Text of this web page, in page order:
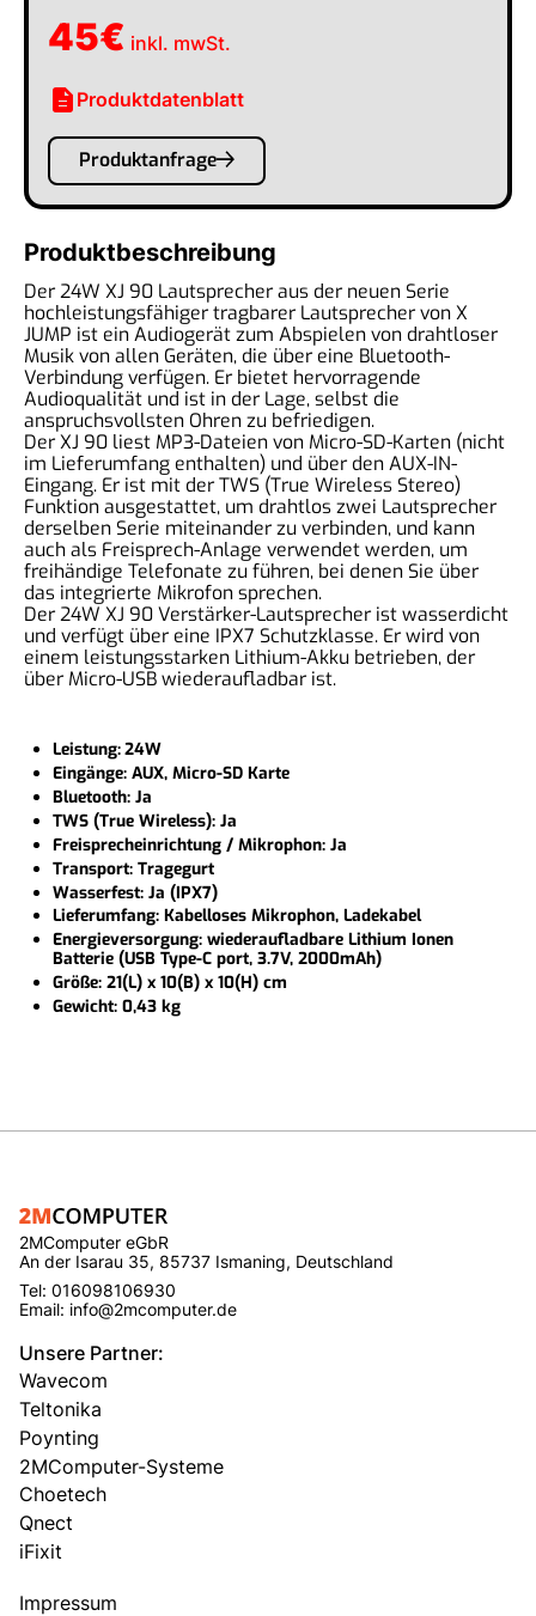
45€ inkl. mwSt.
description Produktdatenblatt
Produktanfrage
Produktbeschreibung
Der 24W XJ 90 Lautsprecher aus der neuen Serie
hochleistungsfähiger tragbarer Lautsprecher von X
JUMP ist ein Audiogerät zum Abspielen von drahtloser
Musik von allen Geräten, die über eine Bluetooth-
Verbindung verfügen. Er bietet hervorragende
Audioqualität und ist in der Lage, selbst die
anspruchsvollsten Ohren zu befriedigen.
Der XJ 90 liest MP3-Dateien von Micro-SD-Karten (nicht
im Lieferumfang enthalten) und über den AUX-IN-
Eingang. Er ist mit der TWS (True Wireless Stereo)
Funktion ausgestattet, um drahtlos zwei Lautsprecher
derselben Serie miteinander zu verbinden, und kann
auch als Freisprech-Anlage verwendet werden, um
freihändige Telefonate zu führen, bei denen Sie über
das integrierte Mikrofon sprechen.
Der 24W XJ 90 Verstärker-Lautsprecher ist wasserdicht
und verfügt über eine IPX7 Schutzklasse. Er wird von
einem leistungsstarken Lithium-Akku betrieben, der
über Micro-USB wiederaufladbar ist.
Leistung:24W
Eingänge: AUX, Micro-SD Karte
Bluetooth: Ja
TWS (True Wireless): Ja
Freisprecheinrichtung / Mikrophon: Ja
Transport: Tragegurt
Wasserfest: Ja (IPX7)
Lieferumfang: Kabelloses Mikrophon, Ladekabel
Energieversorgung: wiederaufladbare Lithium Ionen
Batterie (USB Type-C port, 3.7V, 2000mAh)
Größe: 21(L) x 10(B) x 10(H) cm
Gewicht: 0,43 kg
2MComputer eGbR
An der Isarau 35, 85737 Ismaning, Deutschland
Tel: 016098106930
Email: info@2mcomputer.de
Unsere Partner:
Wavecom
Teltonika
Poynting
2MComputer-Systeme
Choetech
Qnect
iFixit
Impressum